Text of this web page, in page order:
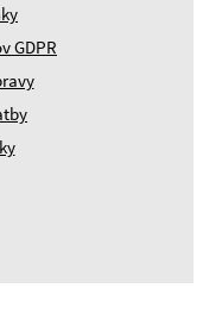
GDPR